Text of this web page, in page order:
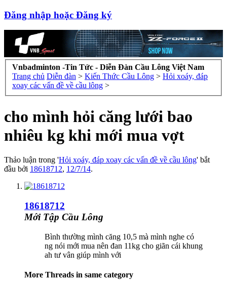
Đăng nhập hoặc Đăng ký
Vnbadminton -Tin Tức - Diễn Đàn Cầu Lông Việt Nam
Trang chủ Diễn đàn > Kiến Thức Cầu Lông > Hỏi xoáy, đáp
xoay các vấn đề về cầu lông >
cho mình hỏi căng lưới bao
nhiêu kg khi mới mua vợt
Thảo luận trong 'Hỏi xoáy, đáp xoay các vấn đề về cầu lông' bắt
đầu bởi 18618712, 12/7/14.
18618712
Mới Tập Cầu Lông
Bình thường mình căng 10,5 mà mình nghe có
ng nói mới mua nên đan 11kg cho giãn cái khung
ah tư vân giúp mình với
More Threads in same category